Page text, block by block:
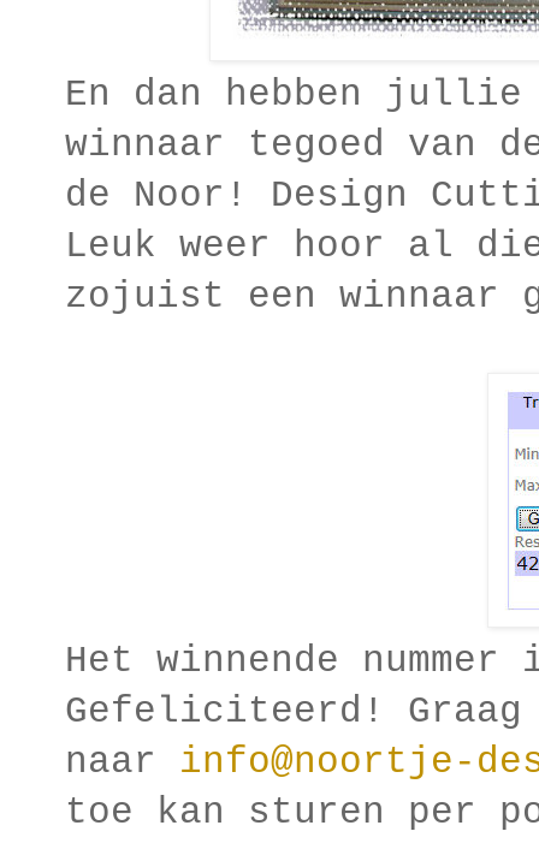
En dan hebben
winnaar tegoed van
de Noor! Design
Leuk weer hoor al
zojuist een winnaar
Het winnende
Gefeliciteerd! Graag
naar info@noortje-
toe kan sturen per